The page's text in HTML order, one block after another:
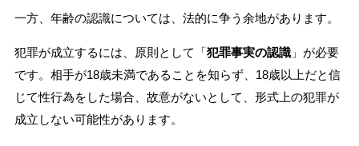
一方、年齢の認識については、法的に争う余地があります。
犯罪が成立するには、原則として「犯罪事実の認識」が必要
です。相手が18歳未満であることを知らず、18歳以上だと信
じて性行為をした場合、故意がないとして、形式上の犯罪が
成立しない可能性があります。